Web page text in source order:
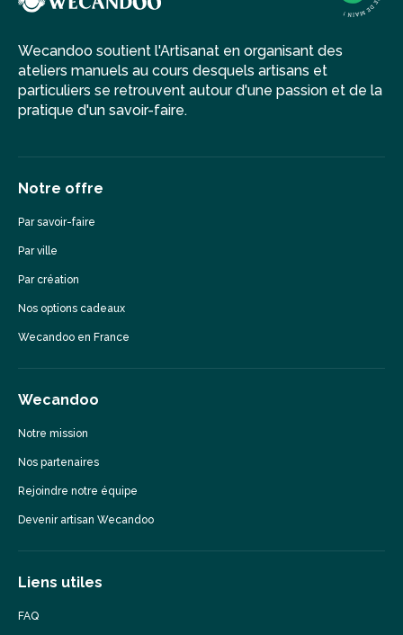
Wecandoo soutient l'Artisanat en organisant des
ateliers manuels au cours desquels artisans et
particuliers se retrouvent autour d'une passion et de la
pratique d'un savoir-faire.
Notre offre
Par savoir-faire
Par ville
Par création
Nos options cadeaux
Wecandoo en France
Wecandoo
Notre mission
Nos partenaires
Rejoindre notre équipe
Devenir artisan Wecandoo
Liens utiles
FAQ